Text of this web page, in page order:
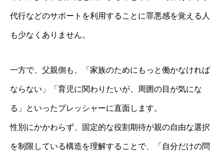
代行などのサポートを利用することに罪悪感を覚える人
も少なくありません。
一方で、父親側も、「家族のためにもっと働かなければ
ならない」「育児に関わりたいが、周囲の目が気にな
る」といったプレッシャーに直面します。
性別にかかわらず、固定的な役割期待が親の自由な選択
を制限している構造を理解することで、「自分だけの問